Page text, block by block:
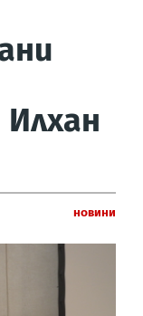
Новини